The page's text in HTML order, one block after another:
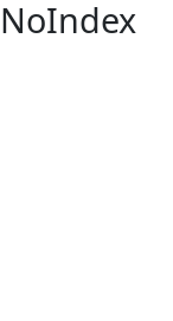
NoIndex